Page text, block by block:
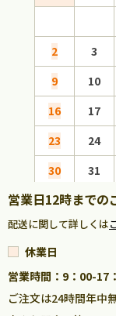
2
3
9
10
16
17
23
24
30
31
営業日12時までの
配送に関して詳しくは
休業日
営業時間：9：00-17
ご注文は24時間年中